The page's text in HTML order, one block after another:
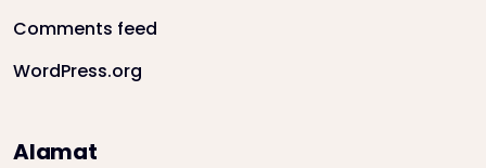
Comments feed
WordPress.org
Alamat